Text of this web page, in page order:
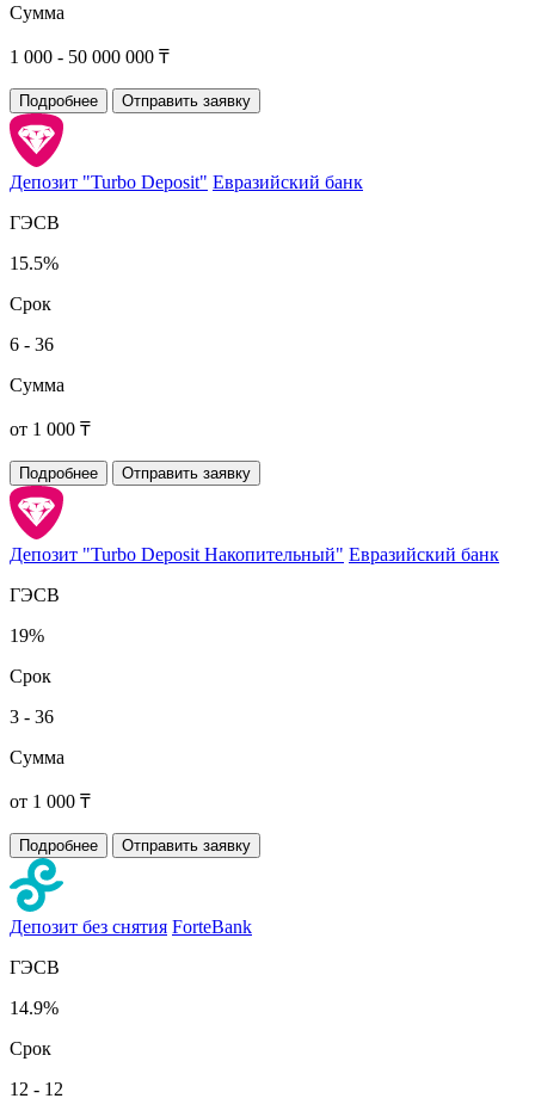
Сумма
1 000 - 50 000 000 ₸
Подробнее Отправить заявку
Депозит "Turbo Deposit" Евразийский банк
ГЭСВ
15.5%
Срок
6 - 36
Сумма
от 1 000 ₸
Подробнее Отправить заявку
Депозит "Turbo Deposit Накопительный" Евразийский банк
ГЭСВ
19%
Срок
3 - 36
Сумма
от 1 000 ₸
Подробнее Отправить заявку
Депозит без снятия ForteBank
ГЭСВ
14.9%
Срок
12 - 12